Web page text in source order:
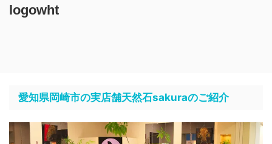
logowht
愛知県岡崎市の実店舗天然石sakuraのご紹介